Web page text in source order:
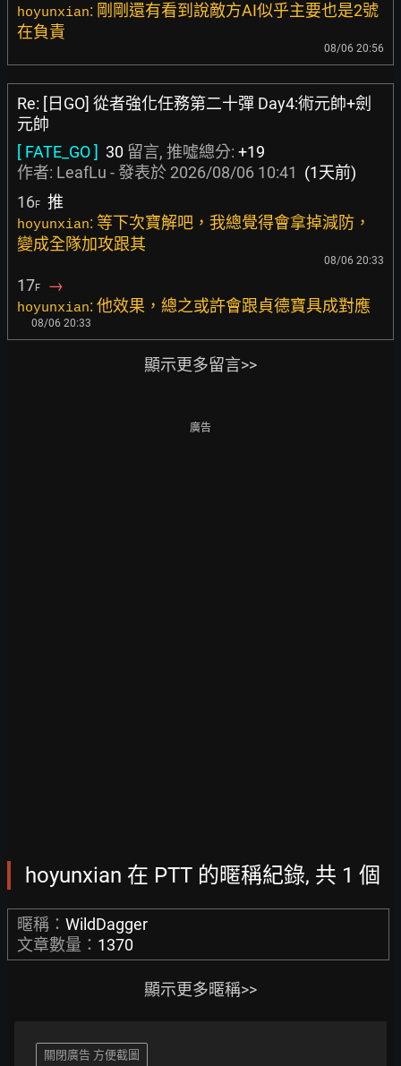
hoyunxian: 剛剛還有看到說敵方AI似乎主要也是2號
在負責
08/06 20:56
Re: [日GO] 從者強化任務第二十彈 Day4:術元帥+劍
元帥
[ FATE_GO ] 30 留言, 推噓總分: +19
作者: LeafLu - 發表於 2026/08/06 10:41 (1天前)
16F 推
hoyunxian: 等下次寶解吧，我總覺得會拿掉減防，
變成全隊加攻跟其
08/06 20:33
17F →
hoyunxian: 他效果，總之或許會跟貞德寶具成對應
08/06 20:33
顯示更多留言>>
廣告
hoyunxian 在 PTT 的暱稱紀錄, 共 1 個
暱稱： WildDagger
文章數量： 1370
顯示更多暱稱>>
關閉廣告 方便截圖